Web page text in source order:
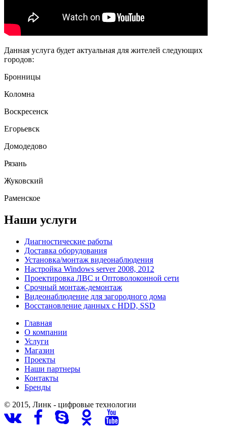
Данная услуга будет актуальная для жителей следующих
городов:
Бронницы
Коломна
Воскресенск
Егорьевск
Домодедово
Рязань
Жуковский
Раменское
Наши услуги
Диагностические работы
Доставка оборудования
Установка/монтаж видеонаблюдения
Настройка Windows server 2008, 2012
Проектировка ЛВС и Оптоволоконной сети
Срочный монтаж-демонтаж
Видеонаблюдение для загородного дома
Восстановление данных с HDD, SSD
Главная
О компании
Услуги
Магазин
Проекты
Наши партнеры
Контакты
Бренды
© 2015, Линк - цифровые технологии